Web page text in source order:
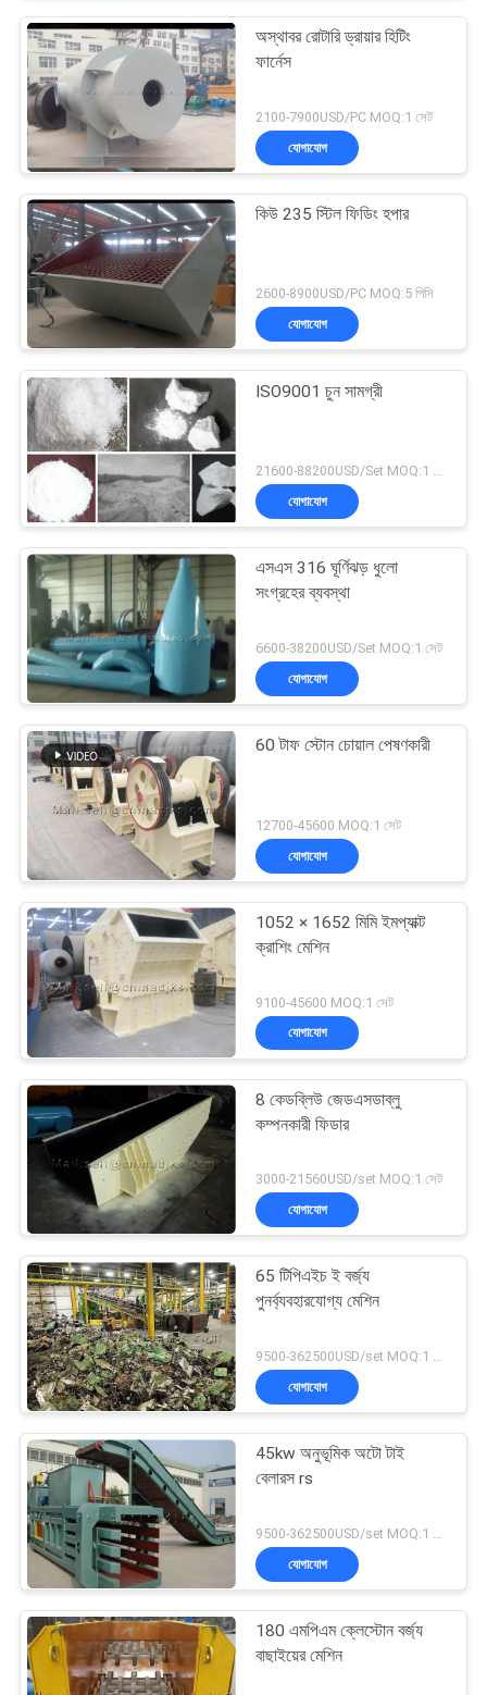
অস্থাবর রোটারি ড্রায়ার হিটিং
ফার্নেস
2100-7900USD/PC MOQ:1 সেট
যোগাযোগ
কিউ 235 স্টিল ফিডিং হপার
2600-8900USD/PC MOQ:5 পিসি
যোগাযোগ
ISO9001 চুন সামগ্রী
21600-88200USD/Set MOQ:1 সেট
যোগাযোগ
এসএস 316 ঘূর্ণিঝড় ধুলো
সংগ্রহের ব্যবস্থা
6600-38200USD/Set MOQ:1 সেট
যোগাযোগ
60 টাফ স্টোন চোয়াল পেষণকারী
12700-45600 MOQ:1 সেট
যোগাযোগ
1052 × 1652 মিমি ইমপ্যাক্ট
ক্রাশিং মেশিন
9100-45600 MOQ:1 সেট
যোগাযোগ
8 কেডব্লিউ জেডএসডাব্লু
কম্পনকারী ফিডার
3000-21560USD/set MOQ:1 সেট
যোগাযোগ
65 টিপিএইচ ই বর্জ্য
পুনর্ব্যবহারযোগ্য মেশিন
9500-362500USD/set MOQ:1 সেট
যোগাযোগ
45kw অনুভূমিক অটো টাই
বেলারস rs
যোগাযোগ
180 এমপিএম ক্লেস্টোন বর্জ্য
বাছাইয়ের মেশিন